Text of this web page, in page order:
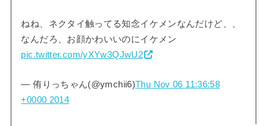
ねね、ネクタイ触ってる知念イケメンなんだけど、、
なんだろ、お顔かわいいのにイケメン
pic.twitter.com/yXYw3QJwU2
— 侑りっちゃん(@ymchii6)Thu Nov 06 11:36:58
+0000 2014